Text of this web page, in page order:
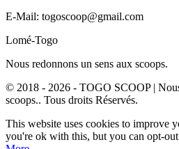
E-Mail: togoscoop@gmail.com
Lomé-Togo
Nous redonnons un sens aux scoops.
© 2018 - 2026 - TOGO SCOOP |
scoops.. Tous droits Réservés.
This website uses cookies to improve
you're ok with this, but you can opt-